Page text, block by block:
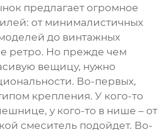
предлагает огромное
от минималистичных
до винтажных
ретро. Но прежде чем
вещицу, нужно
Во-первых,
крепления. У кого-то
у кого-то в нише – от
смеситель подойдет. Во-